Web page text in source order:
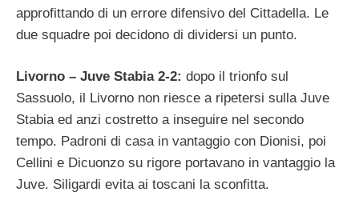
approfittando di un errore difensivo del Cittadella. Le
due squadre poi decidono di dividersi un punto.
Livorno – Juve Stabia 2-2: dopo il trionfo sul
Sassuolo, il Livorno non riesce a ripetersi sulla Juve
Stabia ed anzi costretto a inseguire nel secondo
tempo. Padroni di casa in vantaggio con Dionisi, poi
Cellini e Dicuonzo su rigore portavano in vantaggio la
Juve. Siligardi evita ai toscani la sconfitta.